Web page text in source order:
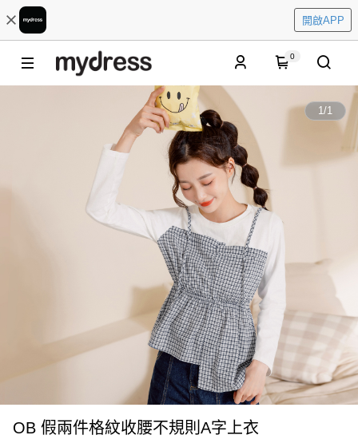
開啟APP
0
1/1
OB 假兩件格紋收腰不規則A字上衣